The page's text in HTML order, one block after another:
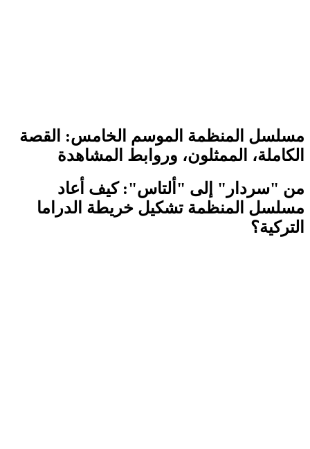
مسلسل المنظمة الموسم الخامس: القصة
الكاملة، الممثلون، وروابط المشاهدة
من "سردار" إلى "ألتاس": كيف أعاد
مسلسل المنظمة تشكيل خريطة الدراما
التركية؟